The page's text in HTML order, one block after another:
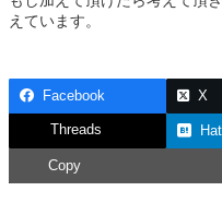
えています。
Facebook X
Threads
Copy